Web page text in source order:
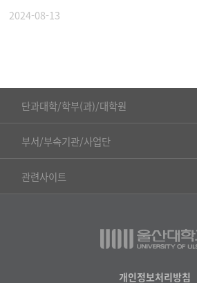
2024-08-13
단과대학/학부(과)/대학원
■인문대학
▷국어국문학부
▷일본어·일본학과
▷프랑스어·프랑스학과
부서/부속기관/사업단
공동기기센터
공학교육혁신센터
관련사이트
건강가정지원센터
교수협의회
개인정보처리방침